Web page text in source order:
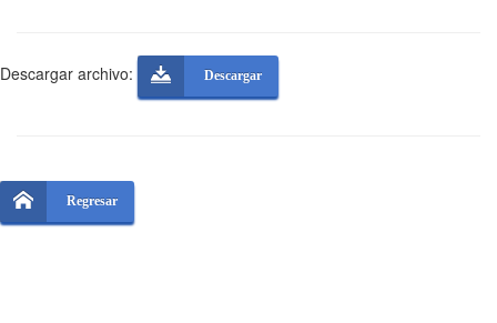
Descargar archivo: Descargar
Regresar